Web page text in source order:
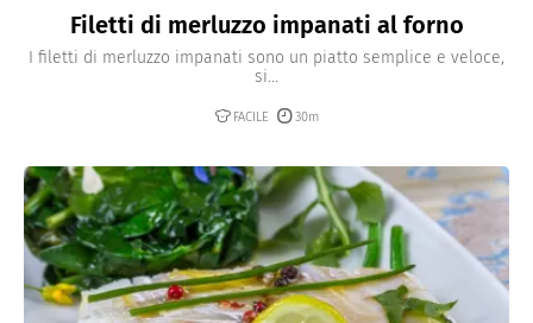
Filetti di merluzzo impanati al forno
I filetti di merluzzo impanati sono un piatto semplice e veloce,
si...
FACILE 30m